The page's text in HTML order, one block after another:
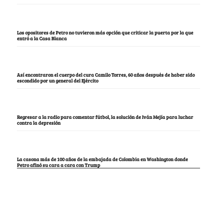
Los opositores de Petro no tuvieron más opción que criticar la puerta por la que
entró a la Casa Blanca
Así encontraron el cuerpo del cura Camilo Torres, 60 años después de haber sido
escondido por un general del Ejército
Regresar a la radio para comentar fútbol, la solución de Iván Mejía para luchar
contra la depresión
La casona más de 100 años de la embajada de Colombia en Washington donde
Petro afinó su cara a cara con Trump